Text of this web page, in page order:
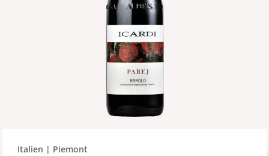
Italien | Piemont